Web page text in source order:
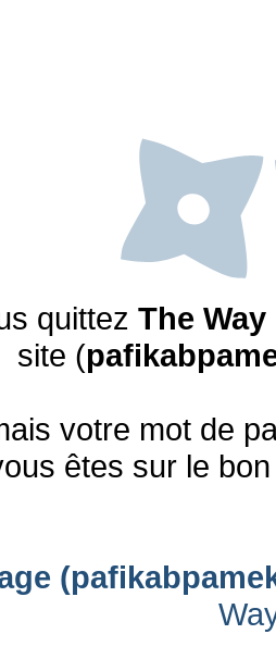
quittez The
site (
votre mot de
êtes sur le